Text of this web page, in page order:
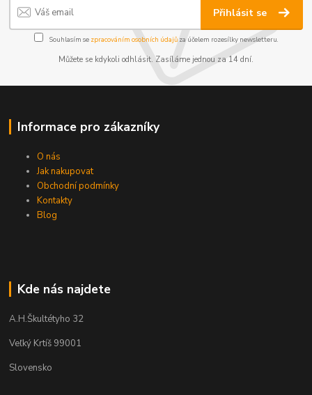
Přihlásit se
Souhlasím se zpracováním osobních údajůza účelem rozesílky newsletteru.
Můžete se kdykoli odhlásit. Zasíláme jednou za 14 dní.
Informace pro zákazníky
O nás
Jak nakupovat
Obchodní podmínky
Kontakty
Blog
Kde nás najdete
A.H.Škultétyho 32
Veľký Krtíš 99001
Slovensko